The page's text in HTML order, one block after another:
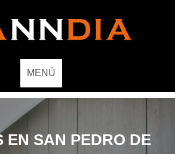
MENÚ
EN SAN PEDRO DE